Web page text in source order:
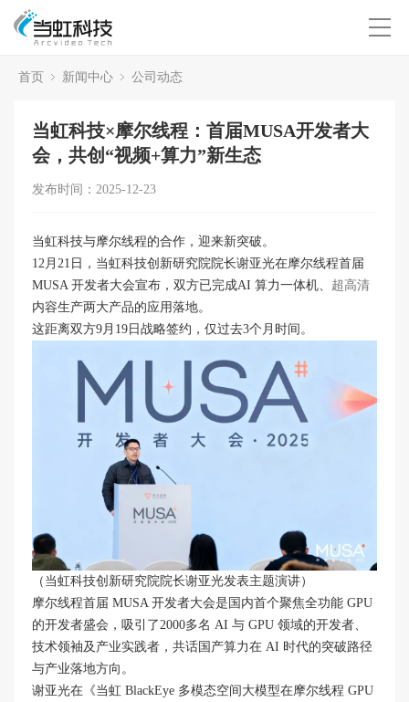
首页 新闻中心 公司动态
当虹科技×摩尔线程：首届MUSA开发者大
会，共创“视频+算力”新生态
发布时间：2025-12-23
当虹科技与摩尔线程的合作，迎来新突破。
12月21日，当虹科技创新研究院院长谢亚光在摩尔线程首届
MUSA 开发者大会宣布，双方已完成AI 算力一体机、 超高清
内容生产两大产品的应用落地。
这距离双方9月19日战略签约，仅过去3个月时间。
（当虹科技创新研究院院长谢亚光发表主题演讲）
摩尔线程首届 MUSA 开发者大会是国内首个聚焦全功能 GPU
的开发者盛会，吸引了2000多名 AI 与 GPU 领域的开发者、
技术领袖及产业实践者，共话国产算力在 AI 时代的突破路径
与产业落地方向。
谢亚光在《当虹 BlackEye 多模态空间大模型在摩尔线程 GPU